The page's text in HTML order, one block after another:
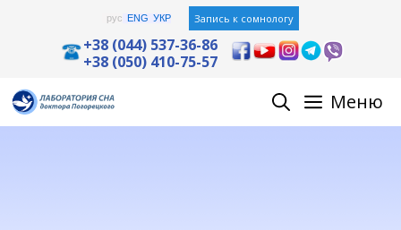
содержимому
рус ENG УКР Запись к сомнологу
+38 (044) 537-36-86
+38 (050) 410-75-57
Меню